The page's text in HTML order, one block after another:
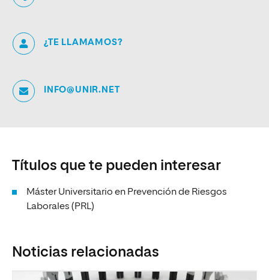
¿TE LLAMAMOS?
INFO@UNIR.NET
Títulos que te pueden interesar
Máster Universitario en Prevención de Riesgos
Laborales (PRL)
Noticias relacionadas